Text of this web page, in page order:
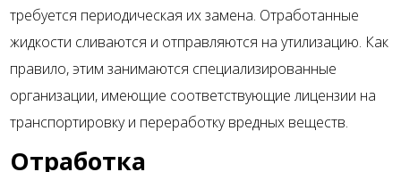
требуется периодическая их замена. Отработанные
жидкости сливаются и отправляются на утилизацию. Как
правило, этим занимаются специализированные
организации, имеющие соответствующие лицензии на
транспортировку и переработку вредных веществ.
Отработка